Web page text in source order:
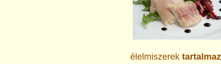
élelmiszerek